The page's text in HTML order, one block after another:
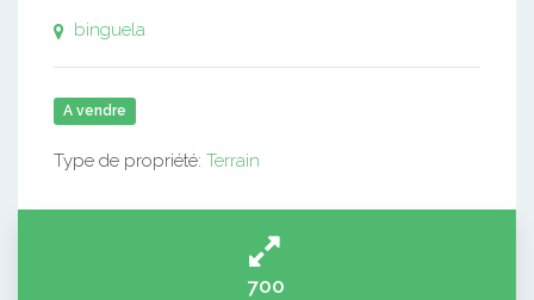
binguela
A vendre
Type de propriété: Terrain
700